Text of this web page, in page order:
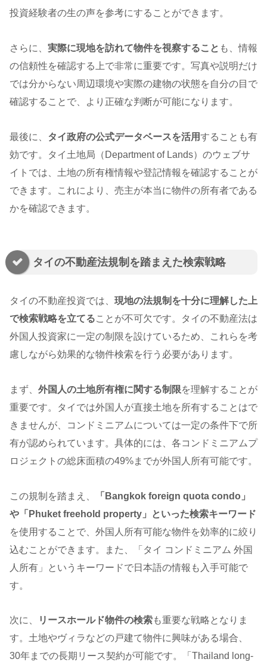
投資経験者の生の声を参考にすることができます。
さらに、 実際に現地を訪れて物件を視察すること も、情報
の信頼性を確認する上で非常に重要です。写真や説明だけ
では分からない周辺環境や実際の建物の状態を自分の目で
確認することで、より正確な判断が可能になります。
最後に、 タイ政府の公式データベースを活用することも有
効です。タイ土地局（Department of Lands）のウェブサ
イトでは、土地の所有権情報や登記情報を確認することが
できます。これにより、売主が本当に物件の所有者である
かを確認できます。
タイの不動産法規制を踏まえた検索戦略
タイの不動産投資では、 現地の法規制を十分に理解した上
で検索戦略を立てることが不可欠です。タイの不動産法は
外国人投資家に一定の制限を設けているため、これらを考
慮しながら効果的な物件検索を行う必要があります。
まず、 外国人の土地所有権に関する制限を理解することが
重要です。タイでは外国人が直接土地を所有することはで
きませんが、コンドミニアムについては一定の条件下で所
有が認められています。具体的には、各コンドミニアムプ
ロジェクトの総床面積の49%までが外国人所有可能です。
この規制を踏まえ、
「Bangkok foreign quota condo」
や「Phuket freehold property」といった検索キーワード
を使用することで、外国人所有可能な物件を効率的に絞り
込むことができます。また、「タイ コンドミニアム 外国
人所有」というキーワードで日本語の情報も入手可能で
す。
次に、 リースホールド物件の検索も重要な戦略となりま
す。土地やヴィラなどの戸建て物件に興味がある場合、
30年までの長期リース契約が可能です。「Thailand long-